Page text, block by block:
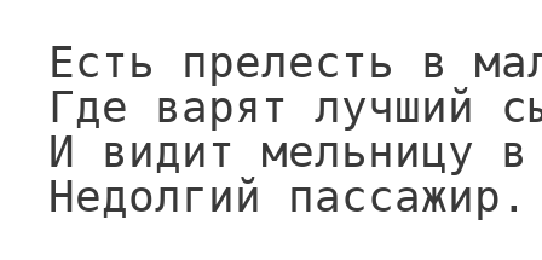
Есть прелесть в
Где варят лучший
И видит мельницу в
Недолгий пассажир.